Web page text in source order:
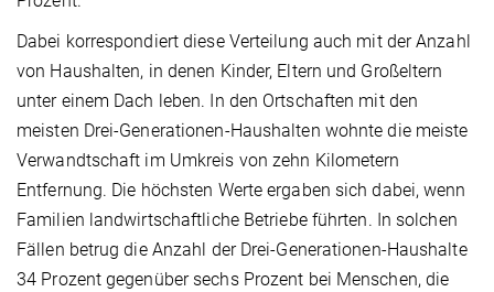
Dabei korrespondiert diese Verteilung auch mit der Anzahl
von Haushalten, in denen Kinder, Eltern und Großeltern
unter einem Dach leben. In den Ortschaften mit den
meisten Drei-Generationen-Haushalten wohnte die meiste
Verwandtschaft im Umkreis von zehn Kilometern
Entfernung. Die höchsten Werte ergaben sich dabei, wenn
Familien landwirtschaftliche Betriebe führten. In solchen
Fällen betrug die Anzahl der Drei-Generationen-Haushalte
34 Prozent gegenüber sechs Prozent bei Menschen, die